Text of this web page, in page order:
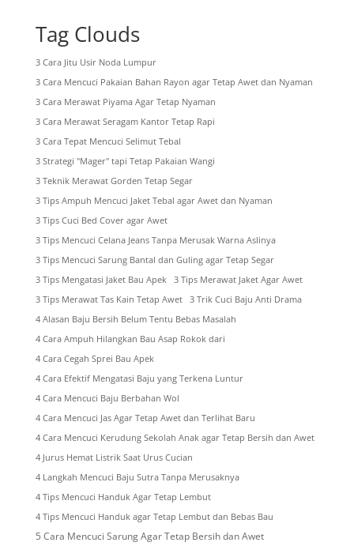
Tag Clouds
3 Cara Jitu Usir Noda Lumpur
3 Cara Mencuci Pakaian Bahan Rayon agar Tetap Awet dan Nyaman
3 Cara Merawat Piyama Agar Tetap Nyaman
3 Cara Merawat Seragam Kantor Tetap Rapi
3 Cara Tepat Mencuci Selimut Tebal
3 Strategi "Mager" tapi Tetap Pakaian Wangi
3 Teknik Merawat Gorden Tetap Segar
3 Tips Ampuh Mencuci Jaket Tebal agar Awet dan Nyaman
3 Tips Cuci Bed Cover agar Awet
3 Tips Mencuci Celana Jeans Tanpa Merusak Warna Aslinya
3 Tips Mencuci Sarung Bantal dan Guling agar Tetap Segar
3 Tips Mengatasi Jaket Bau Apek
3 Tips Merawat Jaket Agar Awet
3 Tips Merawat Tas Kain Tetap Awet
3 Trik Cuci Baju Anti Drama
4 Alasan Baju Bersih Belum Tentu Bebas Masalah
4 Cara Ampuh Hilangkan Bau Asap Rokok dari
4 Cara Cegah Sprei Bau Apek
4 Cara Efektif Mengatasi Baju yang Terkena Luntur
4 Cara Mencuci Baju Berbahan Wol
4 Cara Mencuci Jas Agar Tetap Awet dan Terlihat Baru
4 Cara Mencuci Kerudung Sekolah Anak agar Tetap Bersih dan Awet
4 Jurus Hemat Listrik Saat Urus Cucian
4 Langkah Mencuci Baju Sutra Tanpa Merusaknya
4 Tips Mencuci Handuk Agar Tetap Lembut
4 Tips Mencuci Handuk agar Tetap Lembut dan Bebas Bau
5 Cara Mencuci Sarung Agar Tetap Bersih dan Awet